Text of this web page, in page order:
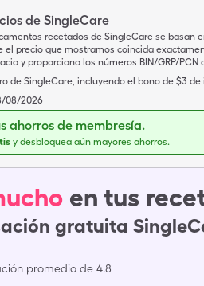
de SingleCare
recetados de SingleCare se
el precio que mostramos coincida
y proporciona los números BIN/GRP/
de SingleCare, incluyendo el bono de $3
08/2026
ahorros de membresía.
y desbloquea aún mayores ahorros.
en tus
gratuita
promedio de 4.8